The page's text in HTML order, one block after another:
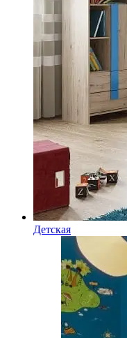
Детская